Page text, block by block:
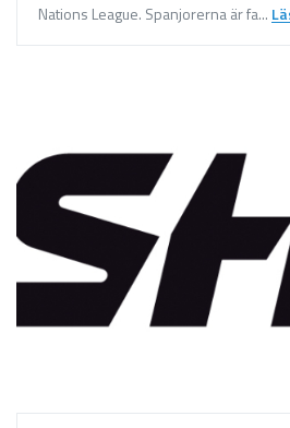
Nations League. Spanjorerna är fa...